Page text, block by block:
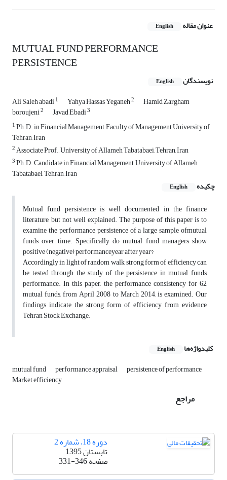
عنوان مقاله English
MUTUAL FUND PERFORMANCE
PERSISTENCE
نویسندگان English
Ali Saleh abadi1 Yahya Hassas Yeganeh2 Hamid Zargham
boroujeni2 Javad Ebadi3
1Ph.D. in Financial Management, Faculty of Management University of
Tehran, Iran
2Associate Prof., University of Allameh Tabatabaei, Tehran, Iran
3Ph.D. Candidate in Financial Management, University of Allameh
Tabatabaei, Tehran, Iran
چکیده
English
Mutual fund persistence is well documented in the finance
literature, but not well explained. The purpose of this paper is to
examine the performance persistence of a large sample ofmutual
funds over time. Specifically do mutual fund managers show
positive (negative) performanceyear after year?
Accordingly in light of random walk, strong form of efficiency can
be tested through the study of the persistence in mutual funds
performance. In this paper, the performance consistency for 62
mutual funds, from April 2008 to March 2014, is examined. Our
findings indicate the strong form of efficiency from evidence
Tehran Stock Exchange.
کلیدواژه‌ها English
mutual fund performance appraisal persistence of performance
Market efficiency
مراجع
دوره 18، شماره 2
تابستان 1395
صفحه331-346